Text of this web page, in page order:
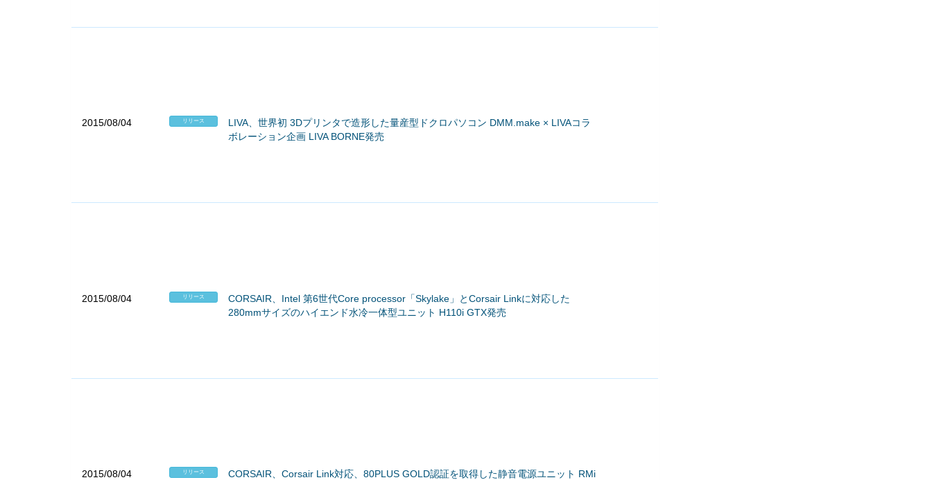
2015/08/04 リリース
LIVA、世界初 3Dプリンタで造形した量産型ドクロパソコン DMM.make × LIVAコラ
ボレーション企画 LIVA BORNE発売
2015/08/04 リリース
CORSAIR、Intel 第6世代Core processor「Skylake」とCorsair Linkに対応した
280mmサイズのハイエンド水冷一体型ユニット H110i GTX発売
2015/08/04 リリース CORSAIR、Corsair Link対応、80PLUS GOLD認証を取得した静音電源ユニット RMi